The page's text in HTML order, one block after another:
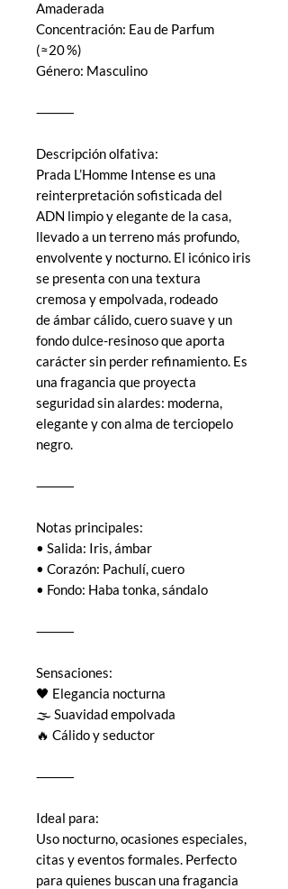
Amaderada
Concentración: Eau de Parfum
(≈20 %)
Género: Masculino
⸻
Descripción olfativa:
Prada L’Homme Intense es una
reinterpretación sofisticada del
ADN limpio y elegante de la casa,
llevado a un terreno más profundo,
envolvente y nocturno. El icónico iris
se presenta con una textura
cremosa y empolvada, rodeado
de ámbar cálido, cuero suave y un
fondo dulce-resinoso que aporta
carácter sin perder refinamiento. Es
una fragancia que proyecta
seguridad sin alardes: moderna,
elegante y con alma de terciopelo
negro.
⸻
Notas principales:
• Salida: Iris, ámbar
• Corazón: Pachulí, cuero
• Fondo: Haba tonka, sándalo
⸻
Sensaciones:
🖤 Elegancia nocturna
🌫 Suavidad empolvada
🔥 Cálido y seductor
⸻
Ideal para:
Uso nocturno, ocasiones especiales,
citas y eventos formales. Perfecto
para quienes buscan una fragancia